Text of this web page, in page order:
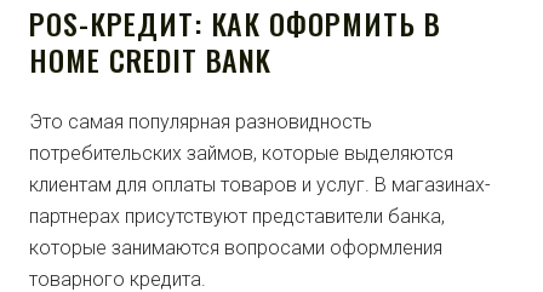
POS-КРЕДИТ: КАК ОФОРМИТЬ В
HOME CREDIT BANK
Это самая популярная разновидность
потребительских займов, которые выделяются
клиентам для оплаты товаров и услуг. В магазинах-
партнерах присутствуют представители банка,
которые занимаются вопросами оформления
товарного кредита.